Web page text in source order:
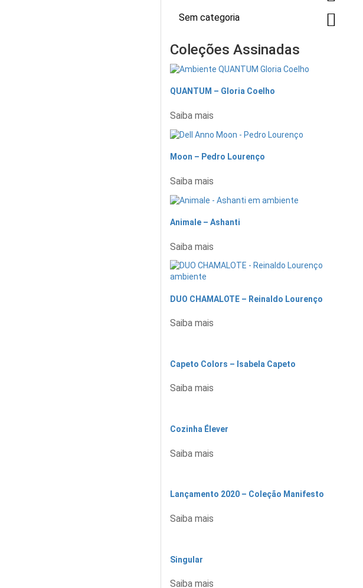
Sem categoria
Coleções Assinadas
QUANTUM – Gloria Coelho
Saiba mais
Moon – Pedro Lourenço
Saiba mais
Animale – Ashanti
Saiba mais
DUO CHAMALOTE – Reinaldo Lourenço
Saiba mais
Capeto Colors – Isabela Capeto
Saiba mais
Cozinha Élever
Saiba mais
Lançamento 2020 – Coleção Manifesto
Saiba mais
Singular
Saiba mais